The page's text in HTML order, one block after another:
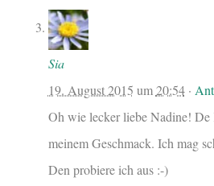
Sia
19. August 2015 um20:54·
Oh wie lecker liebe Nadine! De
meinem Geschmack. Ich mag
Den probiere ich aus :-)